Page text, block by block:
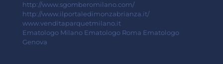
http://www.sgomberomilano.com/
http://www.ilportaledimonzabrianza.it/
www.venditaparquetmilano.it
Ematologo Milano Ematologo Roma Ematologo
Genova